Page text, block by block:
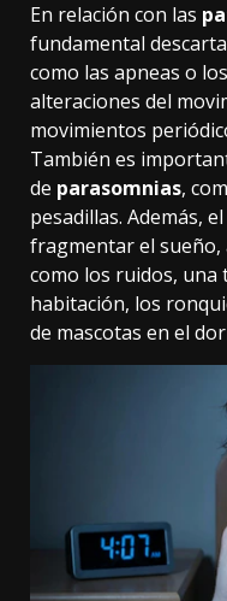
En relación con las
fundamental
como las apneas o
alteraciones del
movimientos
También es
de parasomnias,
pesadillas. Además,
fragmentar el
como los ruidos, una
habitación, los
de mascotas en el